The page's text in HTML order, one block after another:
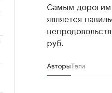
Самым дорогим
является
руб.
АвторыТеги